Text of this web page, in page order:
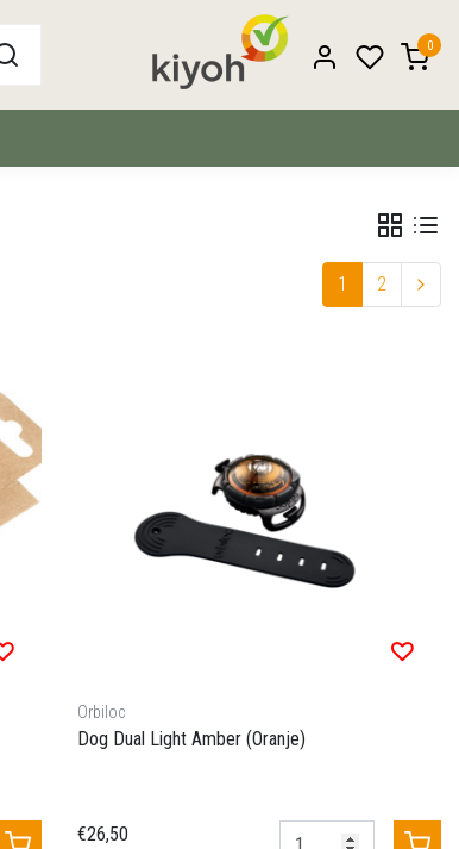
0
1 2
Orbiloc
Dog Dual Light Amber (Oranje)
€26,50